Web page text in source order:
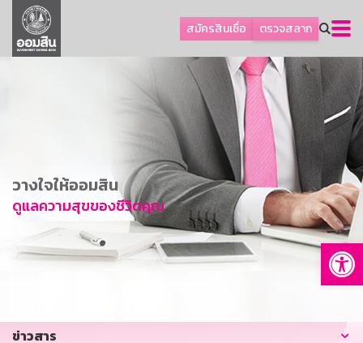
สมัครสินเชื่อ ตรวจสลาก
ลูกค้าธุรกิจ
ลูกค้าผู้ประกอบรายย่อย
การพัฒนาที่ยั่งยืน
ข่าวสาร
บริการทางการเงิน
อื่นๆ
วางใจให้ออมสิน
ดูแลความสุขของชีวิตคุณ
ข่าวสาร